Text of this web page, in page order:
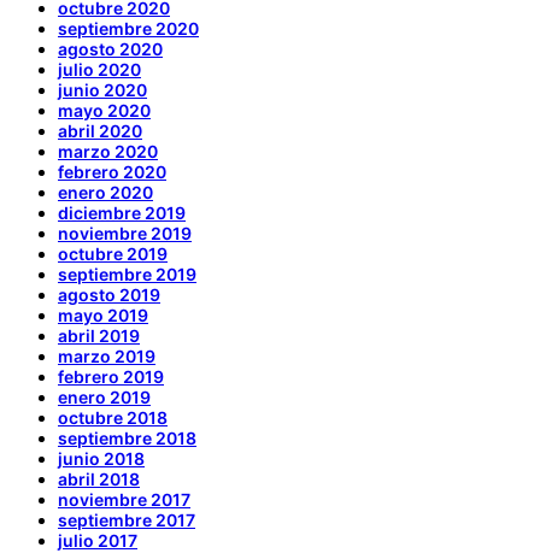
octubre 2020
septiembre 2020
agosto 2020
julio 2020
junio 2020
mayo 2020
abril 2020
marzo 2020
febrero 2020
enero 2020
diciembre 2019
noviembre 2019
octubre 2019
septiembre 2019
agosto 2019
mayo 2019
abril 2019
marzo 2019
febrero 2019
enero 2019
octubre 2018
septiembre 2018
junio 2018
abril 2018
noviembre 2017
septiembre 2017
julio 2017